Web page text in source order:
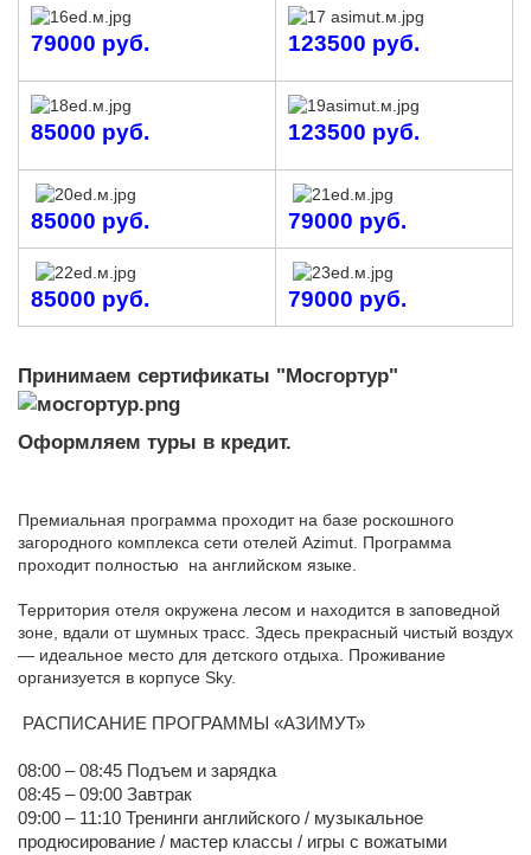
79000 руб. 123500 руб.
85000 руб. 123500 руб.
85000 руб. 79000 руб.
85000 руб. 79000 руб.
Принимаем сертификаты "Мосгортур"
Оформляем туры в кредит.
Премиальная программа проходит на базе роскошного
загородного комплекса сети отелей Azimut. Программа
проходит полностью на английском языке.
Территория отеля окружена лесом и находится в заповедной
зоне, вдали от шумных трасс. Здесь прекрасный чистый воздух
— идеальное место для детского отдыха. Проживание
организуется в корпусе Sky.
РАСПИСАНИЕ ПРОГРАММЫ «АЗИМУТ»
08:00 – 08:45 Подъем и зарядка
08:45 – 09:00 Завтрак
09:00 – 11:10 Тренинги английского / музыкальное
продюсирование / мастер классы / игры с вожатыми